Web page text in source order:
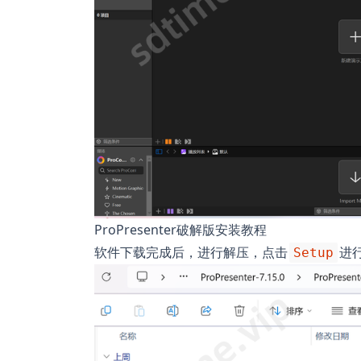
ProPresenter破解版安装教程
软件下载完成后，进行解压，点击 Setup 进